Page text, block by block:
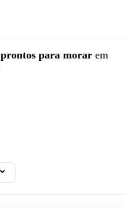
prontos para morar em